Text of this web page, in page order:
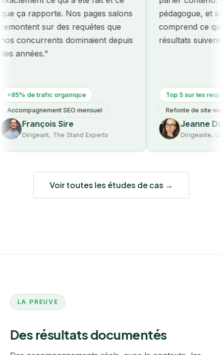
rapporte. Nos pages salons
sur des requêtes que
dominaient depuis
de trafic organique
SEO mensuel
François Sire
Dirigeant, The Stand Experts
pédagogue, et
comprend ce qu'on
résultats suivent."
Top 5 sur les requêtes
Refonte de site web
Jeanne Dumont
Dirigeante, Lime &
Voir toutes les études de cas →
LA PREUVE
Des résultats documentés